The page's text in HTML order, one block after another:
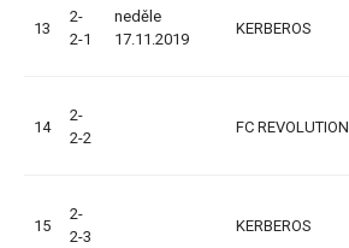
13
2-
2-1
neděle
17.11.2019
KERBEROS
14
2-
2-2
FC REVOLUTION
15
2-
2-3
KERBEROS